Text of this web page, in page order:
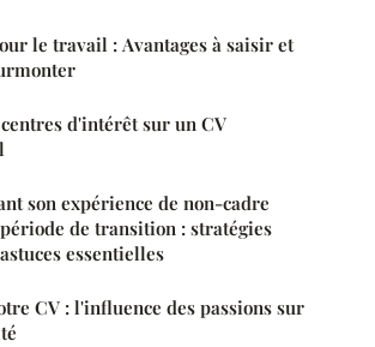
le travail : Avantages à saisir et
d'intérêt sur un CV
son expérience de non-cadre
de transition : stratégies
essentielles
CV : l'influence des passions sur